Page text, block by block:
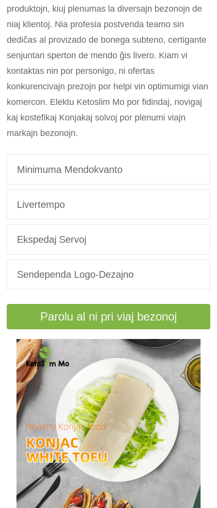
produktojn, kiuj plenumas la diversajn bezonojn de
niaj klientoj. Nia profesia postvenda teamo sin
dediĉas al provizado de bonega subteno, certigante
senjuntan sperton de mendo ĝis livero. Kiam vi
kontaktas nin por personigo, ni ofertas
konkurencivajn prezojn por helpi vin optimumigi vian
komercon. Elektu Ketoslim Mo por fidindaj, novigaj
kaj kostefikaj Konjakaj solvoj por plenumi viajn
markajn bezonojn.
Minimuma Mendokvanto
Livertempo
Ekspedaj Servoj
Sendependa Logo-Dezajno
Parolu al ni pri viaj bezonoj